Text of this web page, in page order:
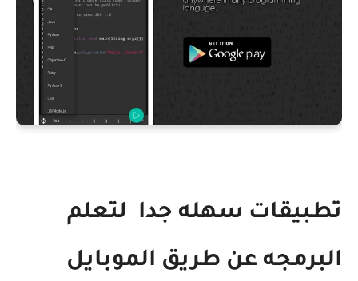
تطبيقات سهله جدا لتعلم
البرمجه عن طريق الموبايل